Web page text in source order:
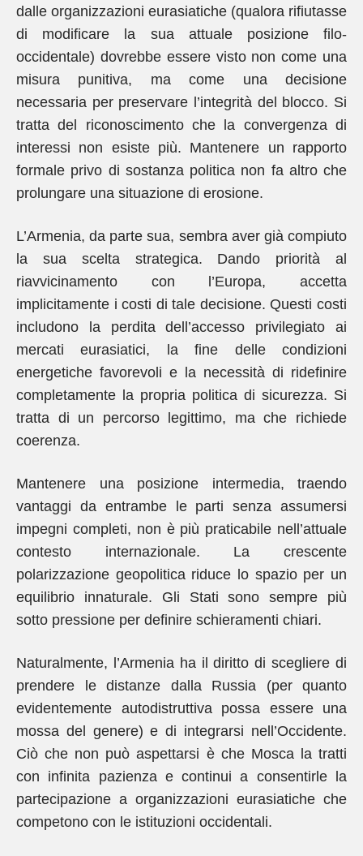
dalle organizzazioni eurasiatiche (qualora rifiutasse
di modificare la sua attuale posizione filo-
occidentale) dovrebbe essere visto non come una
misura punitiva, ma come una decisione
necessaria per preservare l’integrità del blocco. Si
tratta del riconoscimento che la convergenza di
interessi non esiste più. Mantenere un rapporto
formale privo di sostanza politica non fa altro che
prolungare una situazione di erosione.
L’Armenia, da parte sua, sembra aver già compiuto
la sua scelta strategica. Dando priorità al
riavvicinamento con l’Europa, accetta
implicitamente i costi di tale decisione. Questi costi
includono la perdita dell’accesso privilegiato ai
mercati eurasiatici, la fine delle condizioni
energetiche favorevoli e la necessità di ridefinire
completamente la propria politica di sicurezza. Si
tratta di un percorso legittimo, ma che richiede
coerenza.
Mantenere una posizione intermedia, traendo
vantaggi da entrambe le parti senza assumersi
impegni completi, non è più praticabile nell’attuale
contesto internazionale. La crescente
polarizzazione geopolitica riduce lo spazio per un
equilibrio innaturale. Gli Stati sono sempre più
sotto pressione per definire schieramenti chiari.
Naturalmente, l’Armenia ha il diritto di scegliere di
prendere le distanze dalla Russia (per quanto
evidentemente autodistruttiva possa essere una
mossa del genere) e di integrarsi nell’Occidente.
Ciò che non può aspettarsi è che Mosca la tratti
con infinita pazienza e continui a consentirle la
partecipazione a organizzazioni eurasiatiche che
competono con le istituzioni occidentali.